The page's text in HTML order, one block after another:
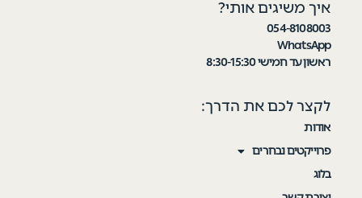
לקצר לכם את הדרך:
אודות
פרוייקטים נבחרים
בלוג
איך משיגים אותי?
054-8108003
WhatsApp
ראשון עד חמישי 8:30-15:30